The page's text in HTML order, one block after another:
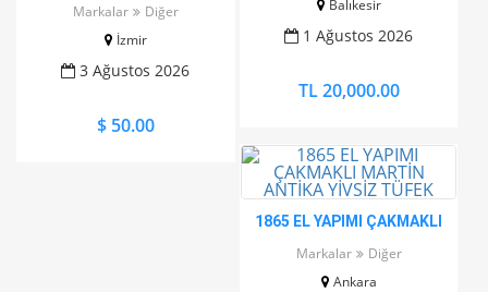
ŞARJÖR, KABZE VE KILIF
BULUNUR
Markalar
Diğer
İzmir
3 Ağustos 2026
$ 50.00
Balıkesir
1 Ağustos 2026
TL 20,000.00
1865 EL YAPIMI ÇAKMAKLI
Markalar
Diğer
Ankara